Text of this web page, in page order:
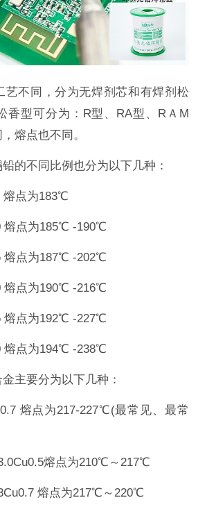
艺不同，分为无焊剂芯和有焊剂松
香型可分为：R型、RA型、RＡM
熔点也不同。
的不同比例也分为以下几种：
熔点为183℃
熔点为185℃ -190℃
熔点为187℃ -202℃
熔点为190℃ -216℃
熔点为192℃ -227℃
熔点为194℃ -238℃
主要分为以下几种：
熔点为217-227℃(最常见、最常
熔点为210℃～217℃
熔点为217℃～220℃